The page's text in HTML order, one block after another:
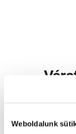
Weboldalunk